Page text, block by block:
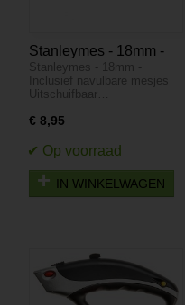
Stanleymes - 18mm -
Inclusief navulmessen
Stanleymes - 18mm -
Inclusief navulbare mesjes
Uitschuifbaar…
€ 8,95
IN WINKELWAGEN